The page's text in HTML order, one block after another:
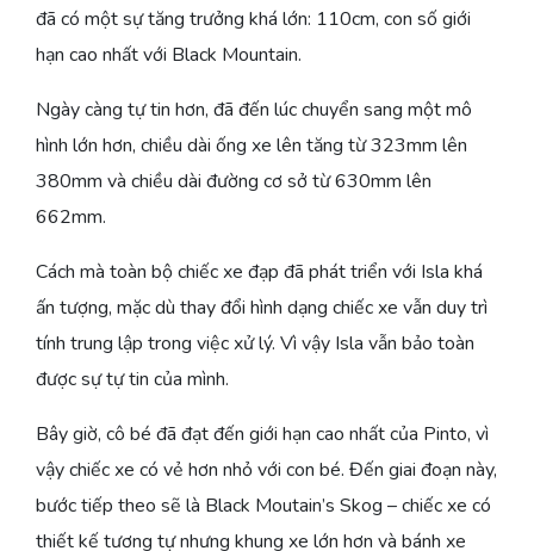
đã có một sự tăng trưởng khá lớn: 110cm, con số giới
hạn cao nhất với Black Mountain.
Ngày càng tự tin hơn, đã đến lúc chuyển sang một mô
hình lớn hơn, chiều dài ống xe lên tăng từ 323mm lên
380mm và chiều dài đường cơ sở từ 630mm lên
662mm.
Cách mà toàn bộ chiếc xe đạp đã phát triển với Isla khá
ấn tượng, mặc dù thay đổi hình dạng chiếc xe vẫn duy trì
tính trung lập trong việc xử lý. Vì vậy Isla vẫn bảo toàn
được sự tự tin của mình.
Bây giờ, cô bé đã đạt đến giới hạn cao nhất của Pinto, vì
vậy chiếc xe có vẻ hơn nhỏ với con bé. Đến giai đoạn này,
bước tiếp theo sẽ là Black Moutain’s Skog – chiếc xe có
thiết kế tương tự nhưng khung xe lớn hơn và bánh xe